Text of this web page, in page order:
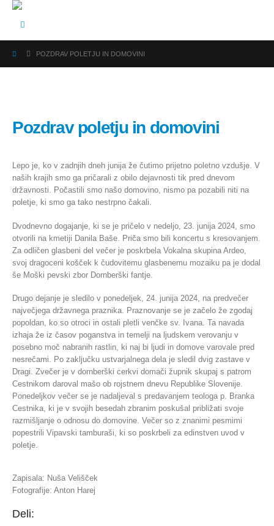
POZDRAV POLETJU IN DOMOVINI
Pozdrav poletju in domovini
Lepo je, ko v zadnjih dneh junija že čutimo prijetno poletno vzdušje. V
naših krajih smo ga pričarali z obilo dejavnosti tik pred dnevom
državnosti. Počastili smo našo domovino, nismo pa pozabili niti na
poletje, ki smo ga tako nestrpno čakali.
Dvodnevno dogajanje, ki se je pričelo v nedeljo, 23. junija 2024, smo
otvorili na kmetiji Danila Baše. Priča smo bili koncertu s kresovanjem.
Za odličen glasbeni del večer je poskrbela Vokalna skupina Ardeo,
svoj dragoceni košček k čudovitemu glasbenemu mozaiku pa je dodal
še Moški pevski zbor Dornberški fantje.
Drugo dejanje je sledilo v ponedeljek, 24. junija 2024, na predvečer
največjega državnega praznika. Praznovanje se je začelo že zgodaj
popoldan, ko so otroci in ostali pletli venčke sv. Ivana. Ta navada
izhaja že iz časov poganstva in temelji na ljudskem verovanju v
posebno moč nabranih rastlin, ki naj bi ljudi in domove varovale pred
nesrečami. Po zaključku ustvarjalnega dela je sledil dvig zastave v
Dragi. Zvečer je v dornberški cerkvi domači župnik skupaj s patrom
Cestnikom daroval mašo ob rojstnem dnevu Republike Slovenije.
Ponedeljkov večer se je nadaljeval s predavanjem teologa p. Branka
Cestnika, ki je v svojih besedah zbranim poskušal približati svoje
razmišljanje o odnosu do domovine. Večer so z znanimi pesmimi
popestrili Vipavski tamburaši, ki so poskrbeli za edinstven uvod v
poletje.
Zapisala: Nuša Velišček
Fotografije: Anton Harej
Deli: